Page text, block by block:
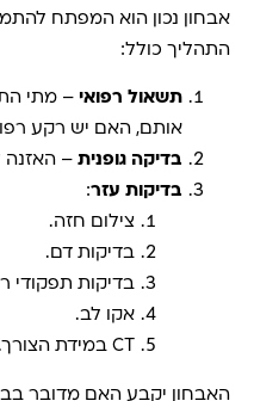
אבחון נכון הוא המפתח
התהליך כולל:
תשאול רפואי – מתי
אותם, האם יש רקע
בדיקה גופנית – האזנה
בדיקות עזר:
צילום חזה.
בדיקות דם.
בדיקות תפקודי
אקו לב.
CT במידת הצורך.
האבחון יקבע האם מדובר